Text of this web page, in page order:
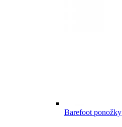
Barefoot ponožky